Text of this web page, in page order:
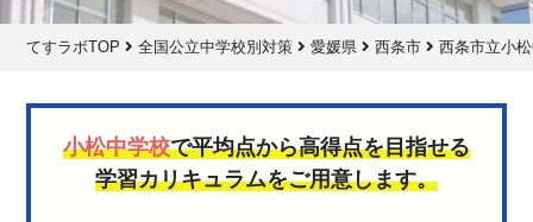
てすラボTOP 全国公立中学校別対策 愛媛県 西条市 西条市立小
小松中学校で平均点から高得点を目指せる
学習カリキュラムをご用意します。